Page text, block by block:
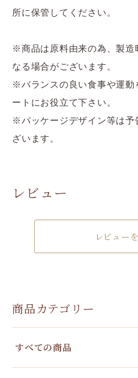
所に保管してください。
※商品は原料由来の為、製造
なる場合がございます。
※バランスの良い食事や運動
ートにお役立て下さい。
※パッケージデザイン等は予
ざいます。
レビュー
レビュー
商品カテゴリー
すべての商品